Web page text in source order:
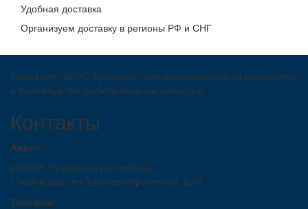
Удобная доставка
Организуем доставку в регионы РФ и СНГ
Компания «БИРС Арматура» специализируется на разработке
и производстве трубопроводной арматуры
Контакты
Адрес:
428028, Чувашская республика,
г.Чебоксары, пр.Тракторостроителей, д.84
Телефон: